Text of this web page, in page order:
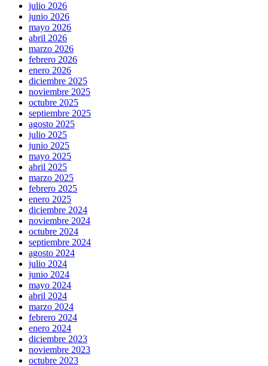
julio 2026
junio 2026
mayo 2026
abril 2026
marzo 2026
febrero 2026
enero 2026
diciembre 2025
noviembre 2025
octubre 2025
septiembre 2025
agosto 2025
julio 2025
junio 2025
mayo 2025
abril 2025
marzo 2025
febrero 2025
enero 2025
diciembre 2024
noviembre 2024
octubre 2024
septiembre 2024
agosto 2024
julio 2024
junio 2024
mayo 2024
abril 2024
marzo 2024
febrero 2024
enero 2024
diciembre 2023
noviembre 2023
octubre 2023